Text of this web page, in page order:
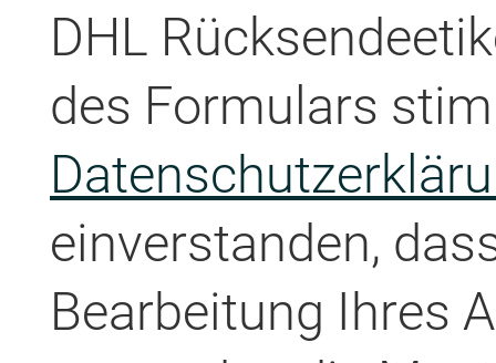
DHL
des Formulars
einverstanden,
Bearbeitung Ihres